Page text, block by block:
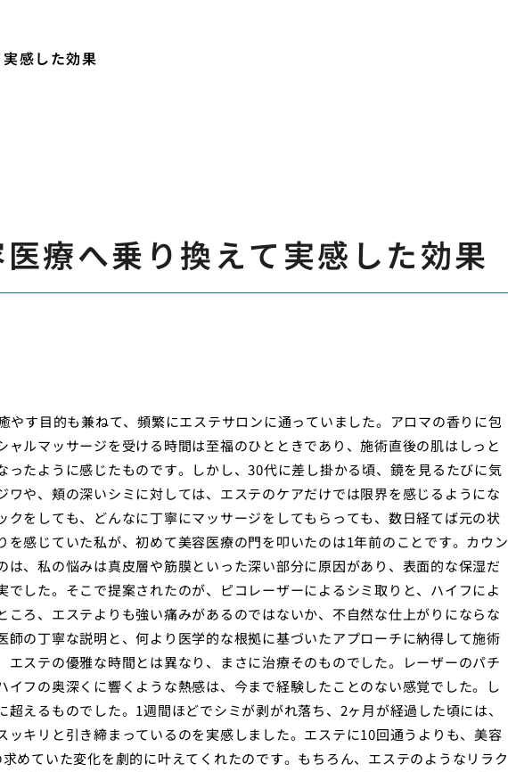
感した効果
療へ乗り換えて実感した効果
やす目的も兼ねて、頻繁にエステサロンに通っていました。アロマの香りに包
ャルマッサージを受ける時間は至福のひとときであり、施術直後の肌はしっと
ったように感じたものです。しかし、30代に差し掛かる頃、鏡を見るたびに気
ワや、頬の深いシミに対しては、エステのケアだけでは限界を感じるようにな
クをしても、どんなに丁寧にマッサージをしてもらっても、数日経てば元の状
を感じていた私が、初めて美容医療の門を叩いたのは1年前のことです。カウン
は、私の悩みは真皮層や筋膜といった深い部分に原因があり、表面的な保湿だ
でした。そこで提案されたのが、ピコレーザーによるシミ取りと、ハイフによ
ころ、エステよりも強い痛みがあるのではないか、不自然な仕上がりにならな
師の丁寧な説明と、何より医学的な根拠に基づいたアプローチに納得して施術
エステの優雅な時間とは異なり、まさに治療そのものでした。レーザーのパチ
イフの奥深くに響くような熱感は、今まで経験したことのない感覚でした。し
えるものでした。1週間ほどでシミが剥がれ落ち、2ヶ月が経過した頃には、
ッキリと引き締まっているのを実感しました。エステに10回通うよりも、美容
めていた変化を劇的に叶えてくれたのです。もちろん、エステのようなリラク